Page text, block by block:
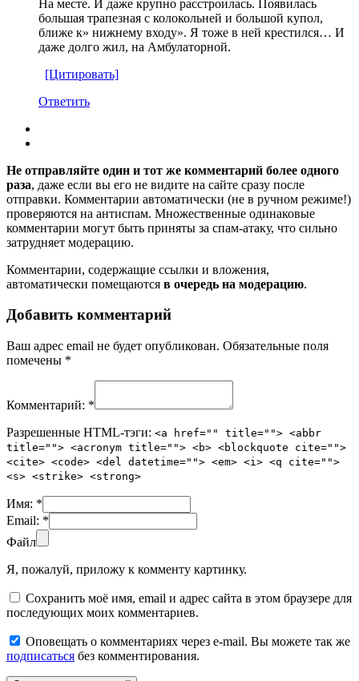
На месте. И даже крупно расстроилась. Появилась
большая трапезная с колокольней и большой купол,
ближе к» нижнему входу». Я тоже в ней крестился… И
даже долго жил, на Амбулаторной.
[Цитировать]
Ответить
Не отправляйте один и тот же комментарий более одного
раза, даже если вы его не видите на сайте сразу после
отправки. Комментарии автоматически (не в ручном режиме!)
проверяются на антиспам. Множественные одинаковые
комментарии могут быть приняты за спам-атаку, что сильно
затрудняет модерацию.
Комментарии, содержащие ссылки и вложения,
автоматически помещаются в очередь на модерацию.
Добавить комментарий
Ваш адрес email не будет опубликован. Обязательные поля
помечены *
Комментарий: *
Разрешенные HTML-тэги: <a href="" title=""> <abbr
title=""> <acronym title=""> <b> <blockquote cite="">
<cite> <code> <del datetime=""> <em> <i> <q cite="">
<s> <strike> <strong>
Имя: *
Email: *
Файл
Я, пожалуй, приложу к комменту картинку.
Сохранить моё имя, email и адрес сайта в этом браузере для
последующих моих комментариев.
Оповещать о комментариях через e-mail. Вы можете так же
подписаться без комментирования.